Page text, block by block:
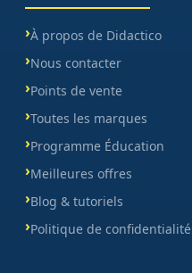
À propos de Didactico
Nous contacter
Points de vente
Toutes les marques
Programme Éducation
Meilleures offres
Blog & tutoriels
Politique de confidentialité